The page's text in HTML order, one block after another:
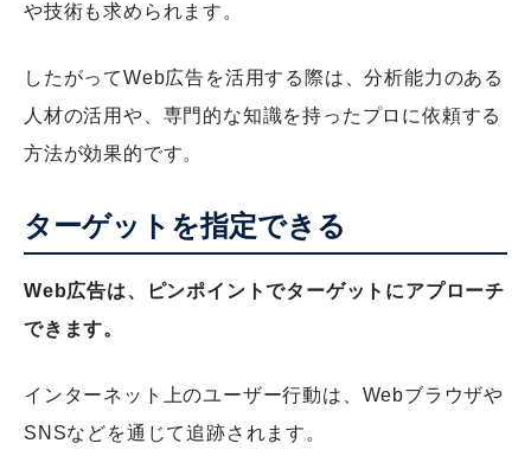
や技術も求められます。
したがってWeb広告を活用する際は、分析能力のある
人材の活用や、専門的な知識を持ったプロに依頼する
方法が効果的です。
ターゲットを指定できる
Web広告は、ピンポイントでターゲットにアプローチ
できます。
インターネット上のユーザー行動は、Webブラウザや
SNSなどを通じて追跡されます。